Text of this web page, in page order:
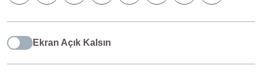
Ekran Açık Kalsın